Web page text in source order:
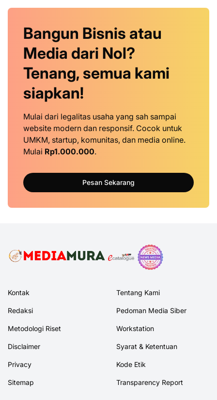
Bangun Bisnis atau
Media dari Nol?
Tenang, semua kami
siapkan!
Mulai dari legalitas usaha yang sah sampai
website modern dan responsif. Cocok untuk
UMKM, startup, komunitas, dan media online.
Mulai Rp1.000.000.
Pesan Sekarang
Kontak Tentang Kami
Redaksi Pedoman Media Siber
Metodologi Riset Workstation
Disclaimer Syarat & Ketentuan
Privacy Kode Etik
Sitemap Transparency Report